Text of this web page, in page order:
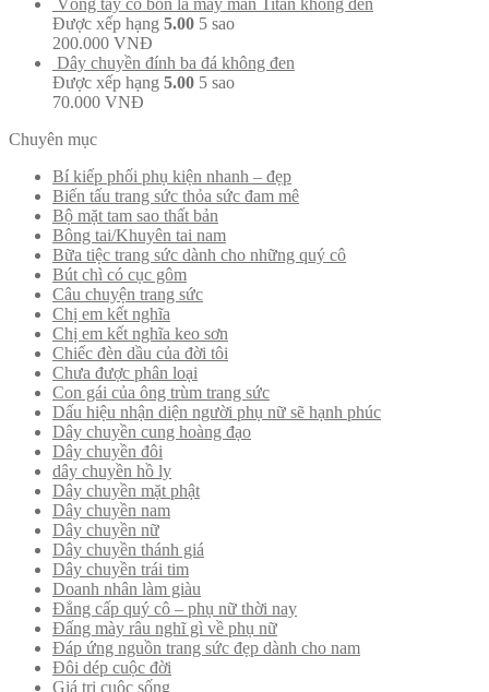
Được xếp hạng 5.00 5 sao
200.000 VNĐ
Dây chuyền đính ba đá không đen
Được xếp hạng 5.00 5 sao
70.000 VNĐ
Chuyên mục
Bí kiếp phối phụ kiện nhanh – đẹp
Biến tấu trang sức thỏa sức đam mê
Bộ mặt tam sao thất bản
Bông tai/Khuyên tai nam
Bữa tiệc trang sức dành cho những quý cô
Bút chì có cục gôm
Câu chuyện trang sức
Chị em kết nghĩa
Chị em kết nghĩa keo sơn
Chiếc đèn dầu của đời tôi
Chưa được phân loại
Con gái của ông trùm trang sức
Dấu hiệu nhận diện người phụ nữ sẽ hạnh phúc
Dây chuyền cung hoàng đạo
Dây chuyền đôi
dây chuyền hồ ly
Dây chuyền mặt phật
Dây chuyền nam
Dây chuyền nữ
Dây chuyền thánh giá
Dây chuyền trái tim
Doanh nhân làm giàu
Đẳng cấp quý cô – phụ nữ thời nay
Đấng mày râu nghĩ gì về phụ nữ
Đáp ứng nguồn trang sức đẹp dành cho nam
Đôi dép cuộc đời
Giá trị cuộc sống